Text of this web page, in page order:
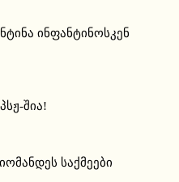
ინფანტინოსკენ
შია!
საქმეები